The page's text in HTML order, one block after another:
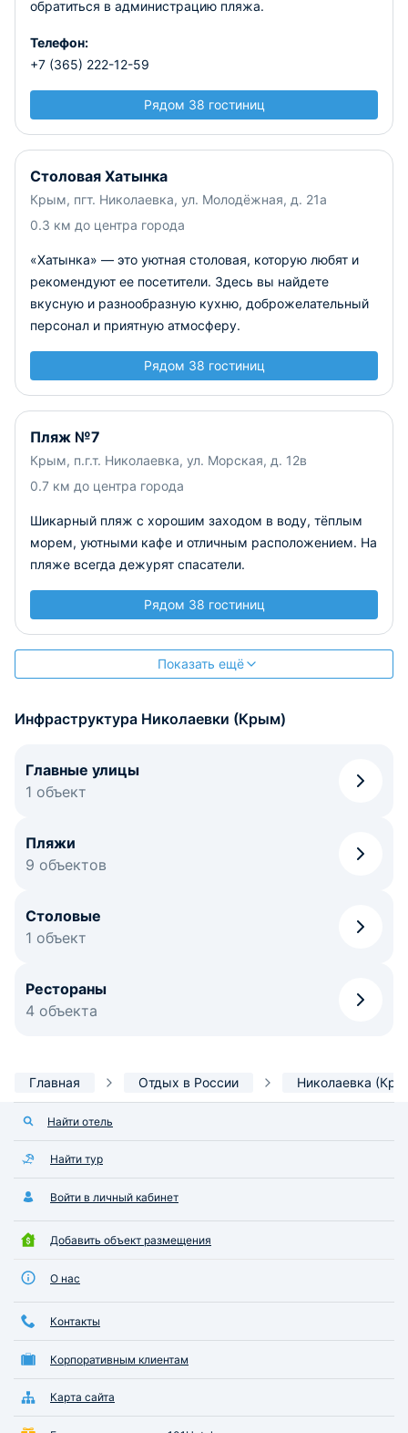
обратиться в администрацию пляжа.
Телефон:
+7 (365) 222-12-59
Рядом 38 гостиниц
Столовая Хатынка
Крым, пгт. Николаевка, ул. Молодёжная, д. 21а
0.3 км до центра города
«Хатынка» — это уютная столовая, которую любят и
рекомендуют ее посетители. Здесь вы найдете
вкусную и разнообразную кухню, доброжелательный
персонал и приятную атмосферу.
Рядом 38 гостиниц
Пляж №7
Крым, п.г.т. Николаевка, ул. Морская, д. 12в
0.7 км до центра города
Шикарный пляж с хорошим заходом в воду, тёплым
морем, уютными кафе и отличным расположением. На
пляже всегда дежурят спасатели.
Рядом 38 гостиниц
Показать ещё
Инфраструктура Николаевки (Крым)
Главные улицы
1 объект
Пляжи
9 объектов
Столовые
1 объект
Рестораны
4 объекта
Главная Отдых в России Николаевка
Найти отель
Найти тур
Войти в личный кабинет
Добавить объект размещения
О нас
Контакты
Корпоративным клиентам
Карта сайта